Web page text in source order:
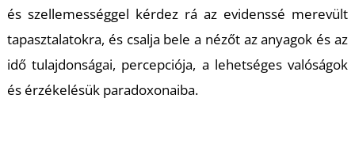
és szellemességgel kérdez rá az evidenssé merevült
tapasztalatokra, és csalja bele a nézőt az anyagok és az
idő tulajdonságai, percepciója, a lehetséges valóságok
és érzékelésük paradoxonaiba.